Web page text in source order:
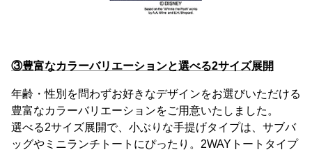
③豊富なカラーバリエーションと選べる2サイズ展開
年齢・性別を問わずお好きなデザインをお選びいただける
豊富なカラーバリエーションをご用意いたしました。
選べる2サイズ展開で、小ぶりな手提げタイプは、サブバ
ッグやミニランチトートにぴったり。2WAYトートタイプ